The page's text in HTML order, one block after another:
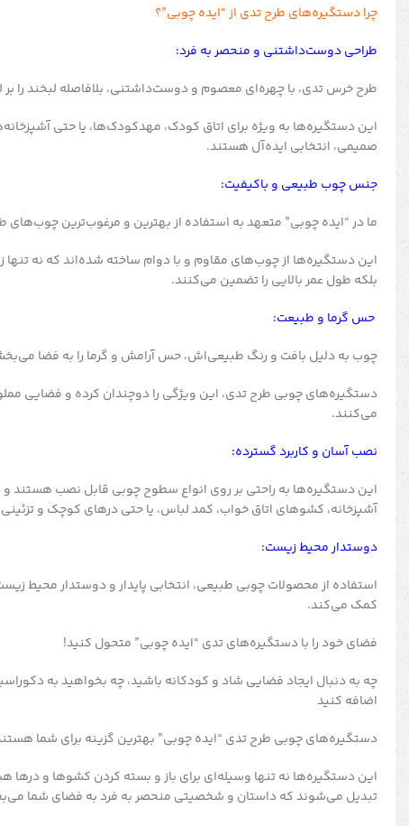
چرا دستگیره‌های طرح تدی از “ایده چوبی”؟
طراحی دوست‌داشتنی و منحصر به فرد:
طرح خرس تدی، با چهره‌ای معصوم و دوست‌داشتنی، بلافاصله لبخند را بر
این دستگیره‌ها به ویژه برای اتاق کودک، مهدکودک‌ها، یا حتی
صمیمی، انتخابی ایده‌آل هستند.
جنس چوب طبیعی و باکیفیت:
ما در “ایده چوبی” متعهد به استفاده از بهترین و مرغوب‌ترین
این دستگیره‌ها از چوب‌های مقاوم و با دوام ساخته شده‌اند که نه تنها
بلکه طول عمر بالایی را تضمین می‌کنند.
حس گرما و طبیعت:
چوب به دلیل بافت و رنگ طبیعی‌اش، حس آرامش و گرما را به فضا
دستگیره‌های چوبی طرح تدی، این ویژگی را دوچندان کرده و فضایی مملو
می‌کنند.
نصب آسان و کاربرد گسترده:
این دستگیره‌ها به راحتی بر روی انواع سطوح چوبی قابل نصب هستند و
آشپزخانه، کشوهای اتاق خواب، کمد لباس، یا حتی درهای کوچک و تزئینی
دوستدار محیط زیست:
استفاده از محصولات چوبی طبیعی، انتخابی پایدار و دوستدار محیط
کمک می‌کند.
فضای خود را با دستگیره‌های تدی “ایده چوبی” متحول کنید!
چه به دنبال ایجاد فضایی شاد و کودکانه باشید، چه بخواهید به
اضافه کنید
دستگیره‌های چوبی طرح تدی “ایده چوبی” بهترین گزینه برای شما
این دستگیره‌ها نه تنها وسیله‌ای برای باز و بسته کردن کشوها و درها
تبدیل می‌شوند که داستان و شخصیتی منحصر به فرد به فضای شما